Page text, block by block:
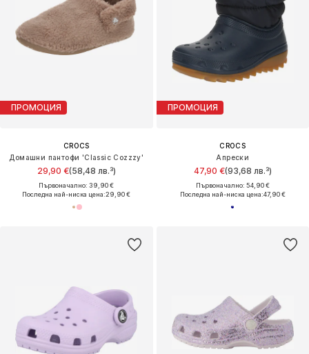
ПРОМОЦИЯ
CROCS
Домашни пантофи 'Classic Cozzzy'
29,90 €(58,48 лв.³)
Първоначално: 39,90 €
Последна най-ниска цена:29,90 €
ПРОМОЦИЯ
CROCS
Апрески
47,90 €(93,68 лв.³)
Първоначално: 54,90 €
Последна най-ниска цена:47,90 €